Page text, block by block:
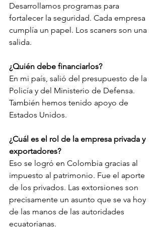
Desarrollamos programas para
fortalecer la seguridad. Cada empresa
cumplía un papel. Los scaners son una
salida.
¿Quién debe financiarlos?
En mi país, salió del presupuesto de la
Policía y del Ministerio de Defensa.
También hemos tenido apoyo de
Estados Unidos.
¿Cuál es el rol de la empresa privada y
exportadores?
Eso se logró en Colombia gracias al
impuesto al patrimonio. Fue el aporte
de los privados. Las extorsiones son
precisamente un asunto que se va hoy
de las manos de las autoridades
ecuatorianas.